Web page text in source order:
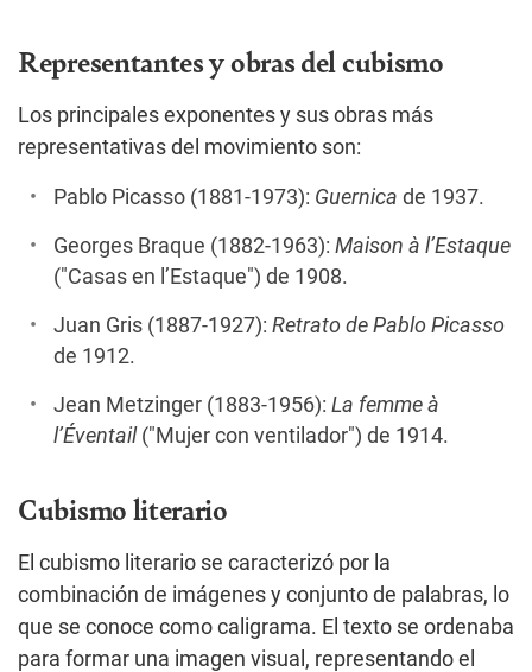
Representantes y obras del cubismo
Los principales exponentes y sus obras más
representativas del movimiento son:
Pablo Picasso (1881-1973): Guernica de 1937.
Georges Braque (1882-1963): Maison à l’Estaque
("Casas en l’Estaque") de 1908.
Juan Gris (1887-1927): Retrato de Pablo Picasso
de 1912.
Jean Metzinger (1883-1956): La femme à
l’Éventail ("Mujer con ventilador") de 1914.
Cubismo literario
El cubismo literario se caracterizó por la
combinación de imágenes y conjunto de palabras, lo
que se conoce como caligrama. El texto se ordenaba
para formar una imagen visual, representando el